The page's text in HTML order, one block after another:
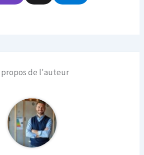
propos de l'auteur